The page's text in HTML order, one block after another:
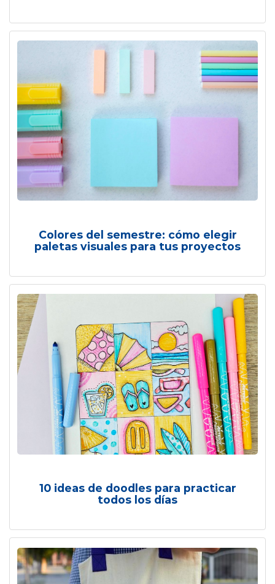
Colores del semestre: cómo elegir
paletas visuales para tus proyectos
10 ideas de doodles para practicar
todos los días